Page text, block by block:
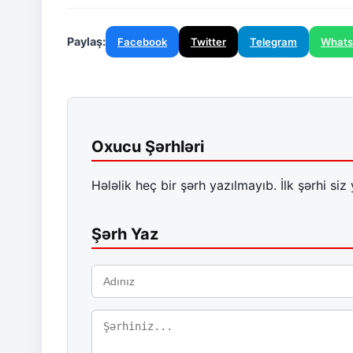
Paylaş: Facebook Twitter Telegram
Oxucu Şərhləri
Hələlik heç bir şərh yazılmayıb. İlk şərhi siz
Şərh Yaz